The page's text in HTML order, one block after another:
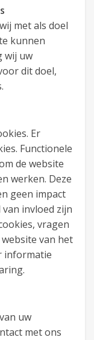
met als doel
kunnen
wij uw
dit doel,
Er
Functionele
de website
werken. Deze
geen impact
invloed zijn
vragen
van het
informatie
uw
met ons